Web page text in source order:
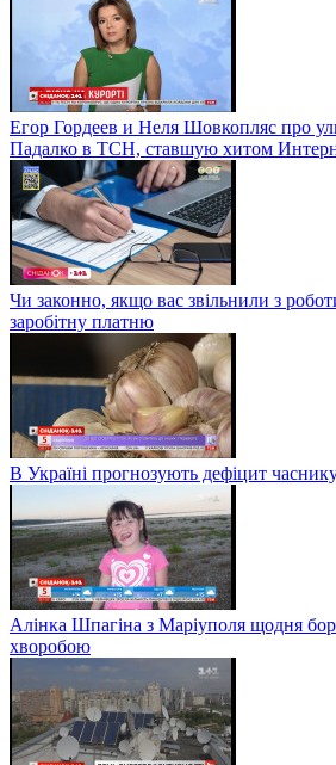
Егор Гордеев и Неля Шовкопляс про
Падалко в ТСН, ставшую хитом
Чи законно, якщо вас звільнили з
заробітну платню
В Україні прогнозують дефіцит
Алінка Шпагіна з Маріуполя щодня
хворобою